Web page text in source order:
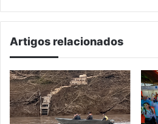
ano,
a
capacidade
de
incubação
da
Artigos relacionados